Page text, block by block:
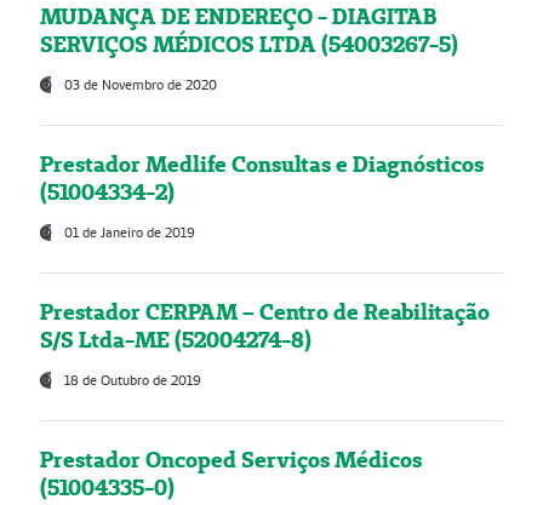
MUDANÇA DE ENDEREÇO - DIAGITAB
SERVIÇOS MÉDICOS LTDA (54003267-5)
03 de Novembro de 2020
Prestador Medlife Consultas e Diagnósticos
(51004334-2)
01 de Janeiro de 2019
Prestador CERPAM – Centro de Reabilitação
S/S Ltda-ME (52004274-8)
18 de Outubro de 2019
Prestador Oncoped Serviços Médicos
(51004335-0)